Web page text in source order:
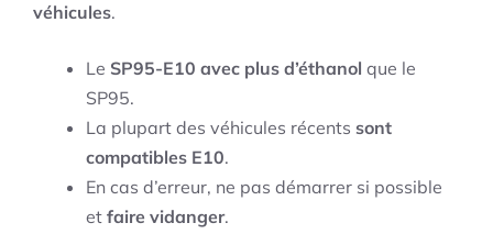
véhicules.
Le SP95-E10 avec plus d’éthanol que le
SP95.
La plupart des véhicules récents sont
compatibles E10.
En cas d’erreur, ne pas démarrer si possible
et faire vidanger.